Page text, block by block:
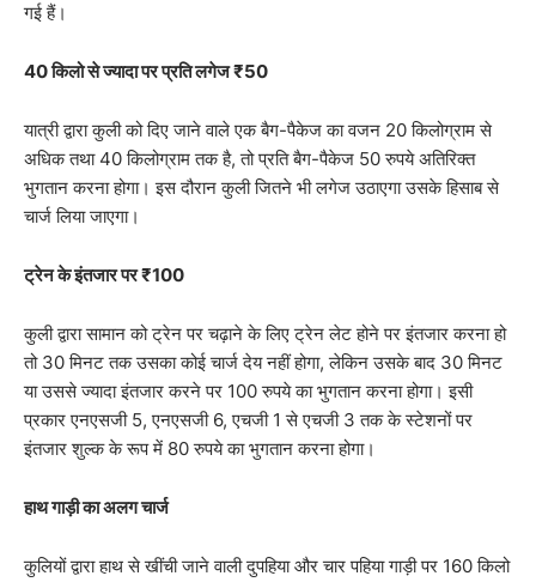
गई हैं।
40 किलो से ज्यादा पर प्रति लगेज ₹50
यात्री द्वारा कुली को दिए जाने वाले एक बैग-पैकेज का वजन 20 किलोग्राम से
अधिक तथा 40 किलोग्राम तक है, तो प्रति बैग-पैकेज 50 रुपये अतिरिक्‍त
भुगतान करना होगा। इस दौरान कुली जितने भी लगेज उठाएगा उसके हिसाब से
चार्ज लिया जाएगा।
ट्रेन के इंतजार पर ₹100
कुली द्वारा सामान को ट्रेन पर चढ़ाने के लिए ट्रेन लेट होने पर इंतजार करना हो
तो 30 मिनट तक उसका कोई चार्ज देय नहीं होगा, लेकिन उसके बाद 30 मिनट
या उससे ज्यादा इंतजार करने पर 100 रुपये का भुगतान करना होगा। इसी
प्रकार एनएसजी 5, एनएसजी 6, एचजी 1 से एचजी 3 तक के स्‍टेशनों पर
इंतजार शुल्‍क के रूप में 80 रुपये का भुगतान करना होगा।
हाथ गाड़ी का अलग चार्ज
कुलियों द्वारा हाथ से खींची जाने वाली दुपहिया और चार पहिया गाड़ी पर 160 किलो